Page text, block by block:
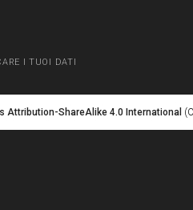
I TUOI DATI
Attribution-ShareAlike 4.0 International